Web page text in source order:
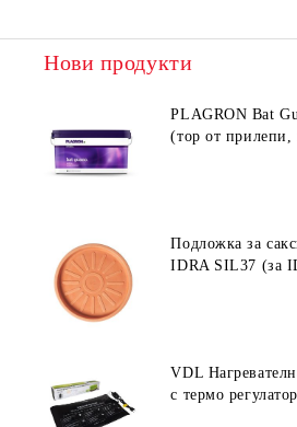
Нови продукти
PLAGRON Bat
(тор от прилепи,
Подложка за
IDRA
VDL
с термо